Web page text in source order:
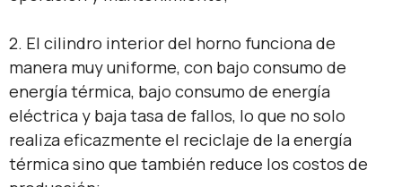
2. El cilindro interior del horno funciona de
manera muy uniforme, con bajo consumo de
energía térmica, bajo consumo de energía
eléctrica y baja tasa de fallos, lo que no solo
realiza eficazmente el reciclaje de la energía
térmica sino que también reduce los costos de